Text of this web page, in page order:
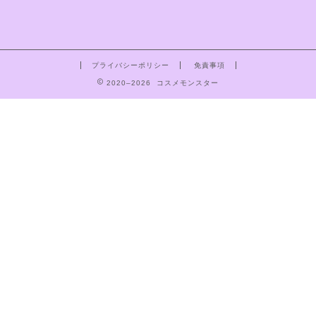
プライバシーポリシー 免責事項
2020–2026 コスメモンスター